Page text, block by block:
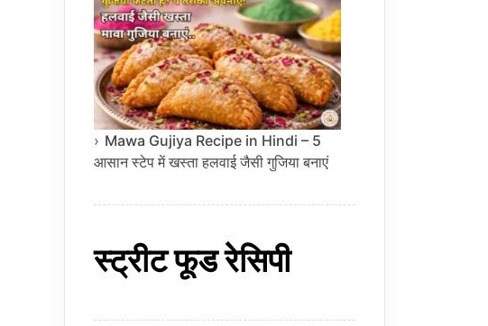
Mawa Gujiya Recipe in Hindi – 5
आसान स्टेप में खस्ता हलवाई जैसी गुजिया बनाएं
स्ट्रीट फूड रेसिपी